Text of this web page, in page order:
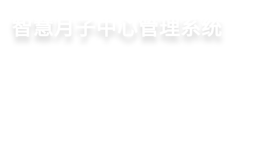
母婴健康与护理管理
房态与预约管理
会员营销与智能锁客
智慧月子中心管理系统